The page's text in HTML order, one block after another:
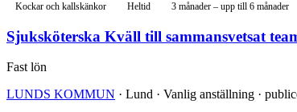
Kockar och kallskänkor Heltid 3 månader – upp till 6 månader
Sjuksköterska Kväll till sammansvetsat
Fast lön
LUNDS KOMMUN · Lund · Vanlig anställning ·